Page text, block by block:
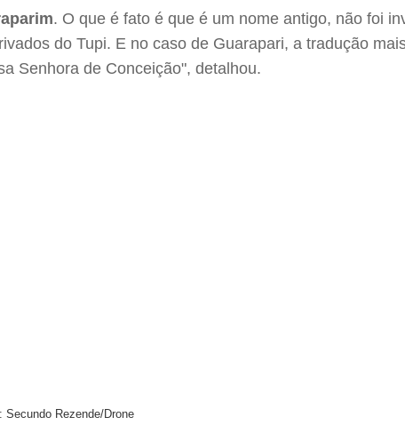
. O que é fato é que é um nome antigo, não foi
do Tupi. E no caso de Guarapari, a tradução
Senhora de Conceição", detalhou.
Secundo Rezende/Drone